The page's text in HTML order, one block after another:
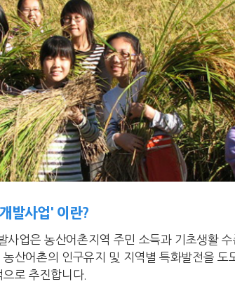
발사업' 이란?
사업은 농산어촌지역 주민 소득과 기초생활
농산어촌의 인구유지 및 지역별 특화발전을
로 추진합니다.